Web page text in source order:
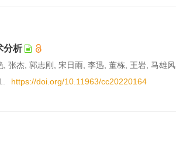
分析
张杰, 郭志刚, 宋日雨, 李迅, 董栋, 王岩, 马雄风
https://doi.org/10.11963/cc20220164